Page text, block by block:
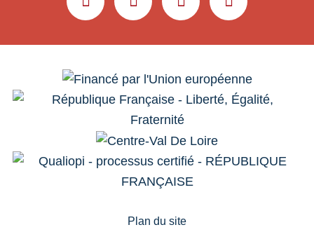
YOUTUBELINKEDININSTAGRAMFACEBOOK
Plan du site